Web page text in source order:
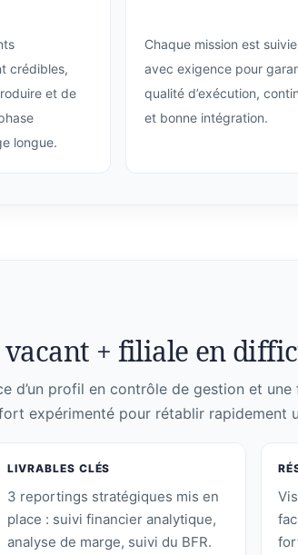
crédibles,
et de
longue.
Chaque mission est suivie
avec exigence pour
qualité d’exécution,
et bonne intégration.
+ filiale en
d’un profil en contrôle de gestion et
expérimenté pour rétablir rapidement
LIVRABLES CLÉS
3 reportings stratégiques mis en
place : suivi financier analytique,
analyse de marge, suivi du BFR.